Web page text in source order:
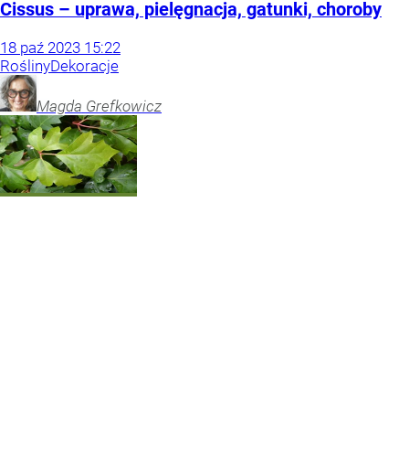
Cissus – uprawa, pielęgnacja, gatunki, choroby
18 paź 2023 15:22
RoślinyDekoracje
Magda Grefkowicz